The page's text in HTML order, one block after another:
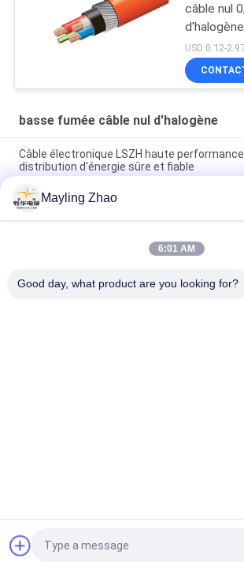
câble nul
opération
USD 0.12-
basse fumée câble nul d'halogène
Câble électronique LSZH haute
distribution d'énergie sûre et fiable
Câble d'alimentation Shenghua, armé
de fumée, sans halogène, de 1,5 mm² à 800
respectueux de l'environnement
câble électrique ménager LSZH câble
Demandez un devis
Mayling Zhao
6:01 AM
Good day, what product are you looking for?